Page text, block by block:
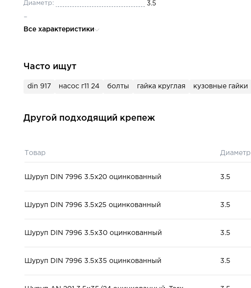
Диаметр: 3.5
Все характеристики
Часто ищут
din 917 насос г11 24 болты гайка круглая кузовные гайки
Другой подходящий крепеж
Товар Диаметр
Шуруп DIN 7996 3.5x20 оцинкованный 3.5
Шуруп DIN 7996 3.5x25 оцинкованный 3.5
Шуруп DIN 7996 3.5x30 оцинкованный 3.5
Шуруп DIN 7996 3.5x35 оцинкованный 3.5